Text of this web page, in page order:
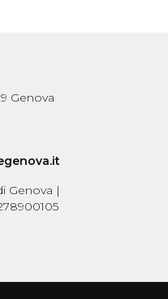
Genova
Genova |